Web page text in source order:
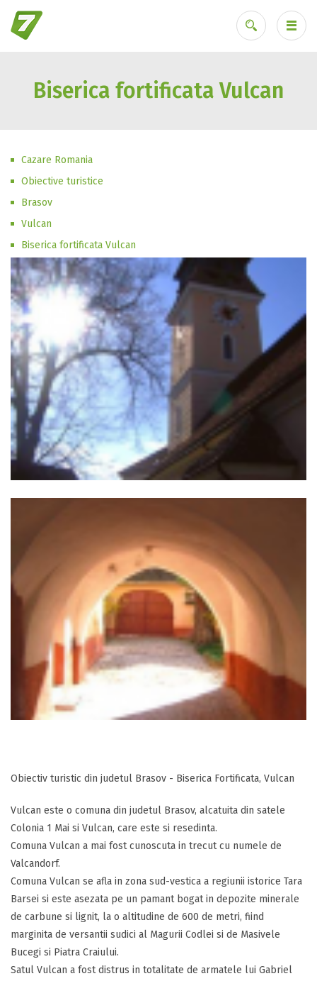
Ai uitat parola?
Biserica fortificata Vulcan
Cazare Romania
Obiective turistice
Brasov
Vulcan
Biserica fortificata Vulcan
Obiectiv turistic din judetul Brasov - Biserica Fortificata, Vulcan
Vulcan este o comuna din judetul Brasov, alcatuita din satele
Colonia 1 Mai si Vulcan, care este si resedinta.
Comuna Vulcan a mai fost cunoscuta in trecut cu numele de
Valcandorf.
Comuna Vulcan se afla in zona sud-vestica a regiunii istorice Tara
Barsei si este asezata pe un pamant bogat in depozite minerale
de carbune si lignit, la o altitudine de 600 de metri, fiind
marginita de versantii sudici al Magurii Codlei si de Masivele
Bucegi si Piatra Craiului.
Satul Vulcan a fost distrus in totalitate de armatele lui Gabriel